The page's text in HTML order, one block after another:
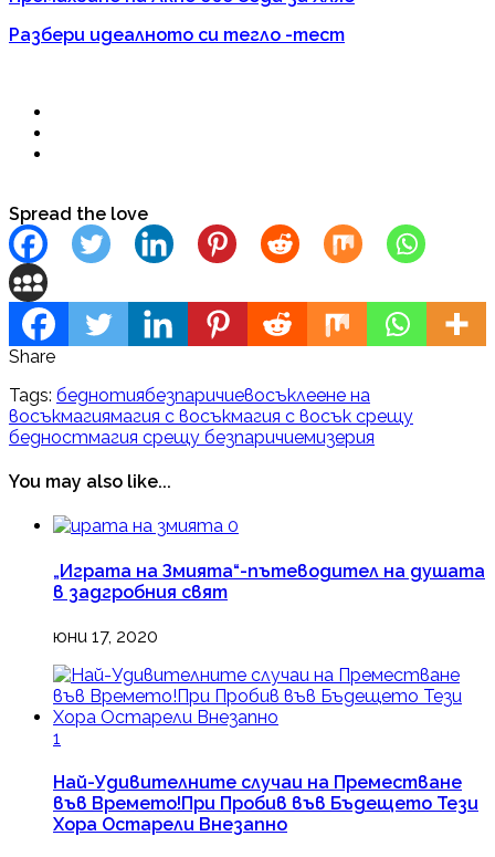
Разбери идеалното си тегло -тест
Spread the love
Share
Tags: беднотиябезпаричиевосъклеене на
восъкмагиямагия с восъкмагия с восък срещу
бедностмагия срещу безпаричиемизерия
You may also like...
0
„Играта на Змията“-пътеводител на душата
в задгробния свят
юни 17, 2020
1
Най-Удивителните случаи на Преместване
във Времето!При Пробив във Бъдещето Тези
Хора Остарели Внезапно